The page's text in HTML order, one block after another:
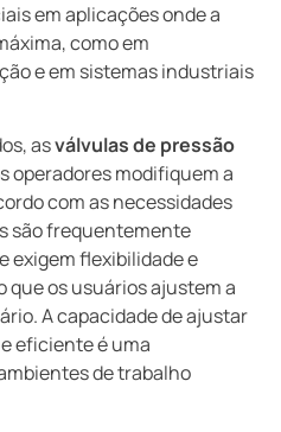
em aplicações onde a
como em
e em sistemas industriais
asválvulas de pressão
operadores modifiquem a
com as necessidades
são frequentemente
exigem flexibilidade e
os usuários ajustem a
A capacidade de ajustar
eficiente é uma
de trabalho